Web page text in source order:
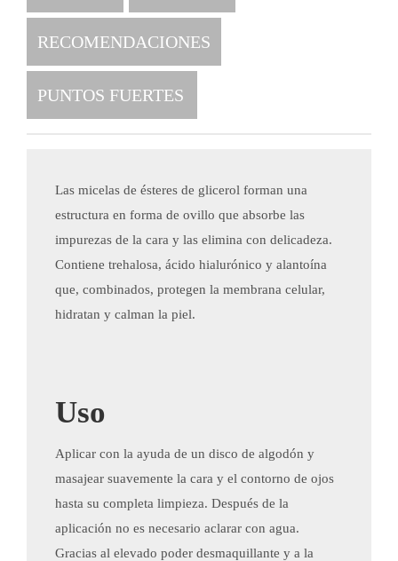
RECOMENDACIONES
PUNTOS FUERTES
Las micelas de ésteres de glicerol forman una
estructura en forma de ovillo que absorbe las
impurezas de la cara y las elimina con delicadeza.
Contiene trehalosa, ácido hialurónico y alantoína
que, combinados, protegen la membrana celular,
hidratan y calman la piel.
Uso
Aplicar con la ayuda de un disco de algodón y
masajear suavemente la cara y el contorno de ojos
hasta su completa limpieza. Después de la
aplicación no es necesario aclarar con agua.
Gracias al elevado poder desmaquillante y a la